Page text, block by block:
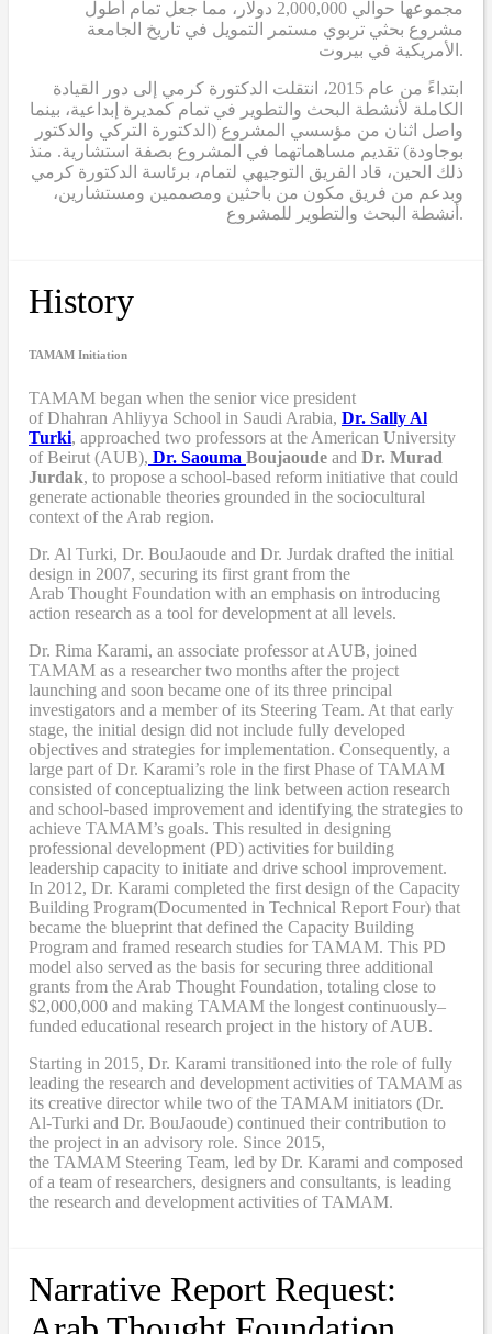
مجموعها حوالي 2,000,000 دولار، مما جعل تمام أطول
مشروع بحثي تربوي مستمر التمويل في تاريخ الجامعة
الأمريكية في بيروت.
ابتداءً من عام 2015، انتقلت الدكتورة كرمي إلى دور القيادة
الكاملة لأنشطة البحث والتطوير في تمام كمديرة إبداعية، بينما
واصل اثنان من مؤسسي المشروع (الدكتورة التركي والدكتور
بوجاودة) تقديم مساهماتهما في المشروع بصفة استشارية. منذ
ذلك الحين، قاد الفريق التوجيهي لتمام، برئاسة الدكتورة كرمي
وبدعم من فريق مكون من باحثين ومصممين ومستشارين،
أنشطة البحث والتطوير للمشروع.
History
TAMAM Initiation
TAMAM began when the senior vice president
of Dhahran Ahliyya School in Saudi Arabia, Dr. Sally Al
Turki, approached two professors at the American University
of Beirut (AUB), Dr. Saouma Boujaoude and Dr. Murad
Jurdak, to propose a school-based reform initiative that could
generate actionable theories grounded in the sociocultural
context of the Arab region.
Dr. Al Turki, Dr. BouJaoude and Dr. Jurdak drafted the initial
design in 2007, securing its first grant from the
Arab Thought Foundation with an emphasis on introducing
action research as a tool for development at all levels.
Dr. Rima Karami, an associate professor at AUB, joined
TAMAM as a researcher two months after the project
launching and soon became one of its three principal
investigators and a member of its Steering Team. At that early
stage, the initial design did not include fully developed
objectives and strategies for implementation. Consequently, a
large part of Dr. Karami’s role in the first Phase of TAMAM
consisted of conceptualizing the link between action research
and school-based improvement and identifying the strategies to
achieve TAMAM’s goals. This resulted in designing
professional development (PD) activities for building
leadership capacity to initiate and drive school improvement.
In 2012, Dr. Karami completed the first design of the Capacity
Building Program(Documented in Technical Report Four) that
became the blueprint that defined the Capacity Building
Program and framed research studies for TAMAM. This PD
model also served as the basis for securing three additional
grants from the Arab Thought Foundation, totaling close to
$2,000,000 and making TAMAM the longest continuously–
funded educational research project in the history of AUB.
Starting in 2015, Dr. Karami transitioned into the role of fully
leading the research and development activities of TAMAM as
its creative director while two of the TAMAM initiators (Dr.
Al-Turki and Dr. BouJaoude) continued their contribution to
the project in an advisory role. Since 2015,
the TAMAM Steering Team, led by Dr. Karami and composed
of a team of researchers, designers and consultants, is leading
the research and development activities of TAMAM.
Narrative Report Request: